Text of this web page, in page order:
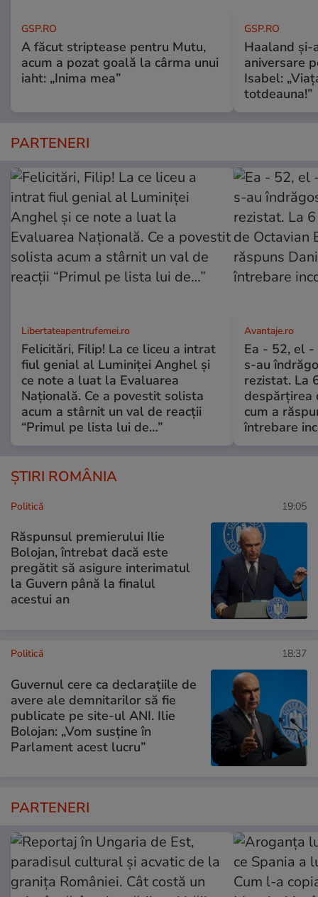
GSP.RO
A făcut striptease pentru Mutu,
acum a pozat goală la cârma unui
iaht: „Inima mea”
GSP.RO
Haaland
aniversare
Isabel:
totdeauna!”
PARTENERI
Libertateapentrufemei.ro
Felicitări, Filip! La ce liceu a intrat
fiul genial al Luminiței Anghel și
ce note a luat la Evaluarea
Națională. Ce a povestit solista
acum a stârnit un val de reacții
“Primul pe lista lui de…”
Avantaje.ro
Ea - 52, el -
s-au
rezistat. La
despărțirea
cum a
întrebare
ȘTIRI ROMÂNIA
Politică 19:05
Răspunsul premierului Ilie
Bolojan, întrebat dacă este
pregătit să asigure interimatul
la Guvern până la finalul
acestui an
Politică 18:37
Guvernul cere ca declarațiile de
avere ale demnitarilor să fie
publicate pe site-ul ANI. Ilie
Bolojan: „Vom susține în
Parlament acest lucru”
PARTENERI